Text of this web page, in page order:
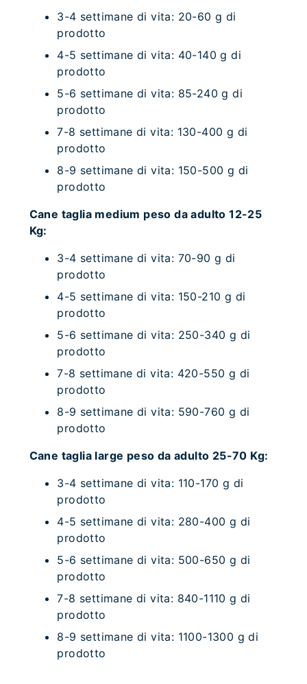
3-4 settimane di vita: 20-60 g di
prodotto
4-5 settimane di vita: 40-140 g di
prodotto
5-6 settimane di vita: 85-240 g di
prodotto
7-8 settimane di vita: 130-400 g di
prodotto
8-9 settimane di vita: 150-500 g di
prodotto
Cane taglia medium peso da adulto 12-25
Kg:
3-4 settimane di vita: 70-90 g di
prodotto
4-5 settimane di vita: 150-210 g di
prodotto
5-6 settimane di vita: 250-340 g di
prodotto
7-8 settimane di vita: 420-550 g di
prodotto
8-9 settimane di vita: 590-760 g di
prodotto
Cane taglia large peso da adulto 25-70 Kg:
3-4 settimane di vita: 110-170 g di
prodotto
4-5 settimane di vita: 280-400 g di
prodotto
5-6 settimane di vita: 500-650 g di
prodotto
7-8 settimane di vita: 840-1110 g di
prodotto
8-9 settimane di vita: 1100-1300 g di
prodotto